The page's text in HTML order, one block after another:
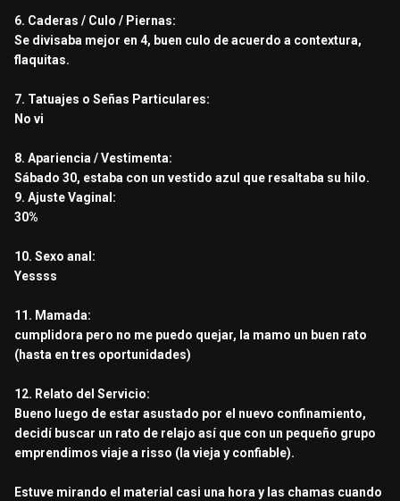
6. Caderas / Culo / Piernas:
Se divisaba mejor en 4, buen culo de acuerdo a contextura,
flaquitas.
7. Tatuajes o Señas Particulares:
No vi
8. Apariencia / Vestimenta:
Sábado 30, estaba con un vestido azul que resaltaba su hilo.
9. Ajuste Vaginal:
30%
10. Sexo anal:
Yessss
11. Mamada:
cumplidora pero no me puedo quejar, la mamo un buen rato
(hasta en tres oportunidades)
12. Relato del Servicio:
Bueno luego de estar asustado por el nuevo confinamiento,
decidí buscar un rato de relajo así que con un pequeño grupo
emprendimos viaje a risso (la vieja y confiable).
Estuve mirando el material casi una hora y las chamas cuando